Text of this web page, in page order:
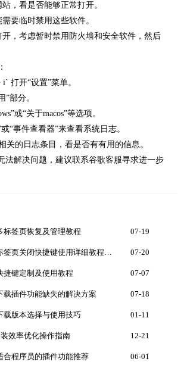
，看是否能够正常打开。
要临时禁用这些软件。
，考虑暂时禁用防火墙和安全软件，然后
打开“设置”菜单。
”部分。
或“关于macos”等选项。
“事件查看器”来查看系统日志。
关的日志条目，看是否有有用的信息。
法解决问题，建议联系谷歌客服寻求进一步
标签页恢复及管理教程 07-19
07-20
捷键定制及使用教程 07-07
载插件功能缺失的解决方案 07-18
载版本选择与使用技巧 01-11
效率优化操作指南 12-21
合程序员的插件功能推荐 06-01